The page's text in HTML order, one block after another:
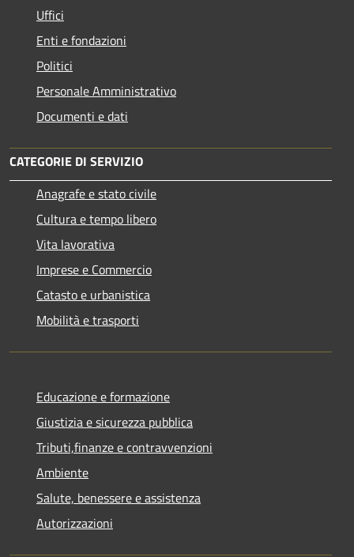
Uffici
Enti e fondazioni
Politici
Personale Amministrativo
Documenti e dati
CATEGORIE DI SERVIZIO
Anagrafe e stato civile
Cultura e tempo libero
Vita lavorativa
Imprese e Commercio
Catasto e urbanistica
Mobilità e trasporti
Educazione e formazione
Giustizia e sicurezza pubblica
Tributi,finanze e contravvenzioni
Ambiente
Salute, benessere e assistenza
Autorizzazioni